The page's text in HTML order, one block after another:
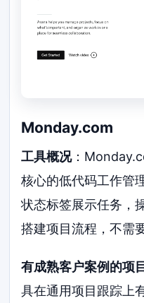
Monday.com
工具概况：
核心的低代码工作管
状态标签展示任务，
搭建项目流程，不需
有成熟客户案例的项
具在通用项目跟踪上